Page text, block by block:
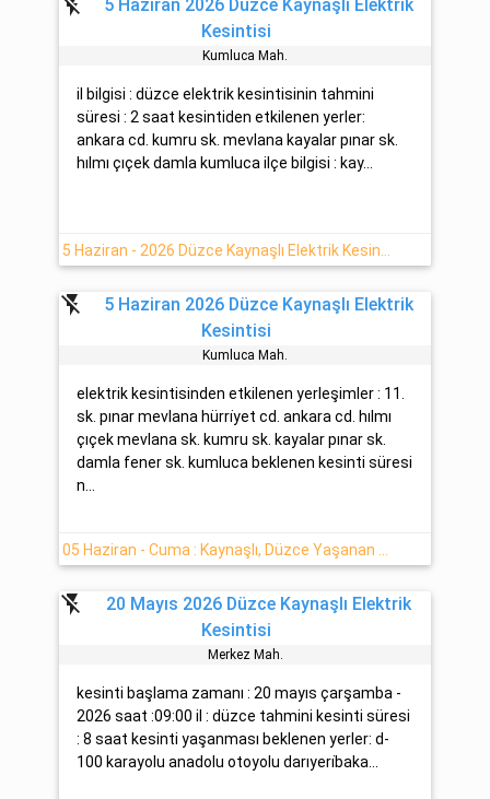
5 Haziran 2026 Düzce Kaynaşlı Elektrik
Kesintisi
Kumluca Mah.
il bilgisi : düzce elektrik kesintisinin tahmini
süresi : 2 saat kesintiden etkilenen yerler:
ankara cd. kumru sk. mevlana kayalar pınar sk.
hılmı çıçek damla kumluca ilçe bilgisi : kay...
flash_off
5 Haziran 2026 Düzce Kaynaşlı Elektrik
Kesintisi
Kumluca Mah.
elektrik kesintisinden etkilenen yerleşimler : 11.
sk. pınar mevlana hürri̇yet cd. ankara cd. hılmı
çıçek mevlana sk. kumru sk. kayalar pınar sk.
damla fener sk. kumluca beklenen kesinti süresi
n...
flash_off
20 Mayıs 2026 Düzce Kaynaşlı Elektrik
Kesintisi
Merkez Mah.
kesinti başlama zamanı : 20 mayıs çarşamba -
2026 saat :09:00 il : düzce tahmini kesinti süresi
: 8 saat kesinti yaşanması beklenen yerler: d-
100 karayolu anadolu otoyolu darıyeri̇baka...